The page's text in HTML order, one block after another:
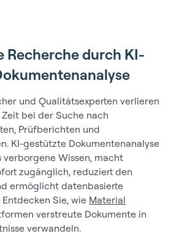
Recherche durch KI-
und Qualitätsexperten verlieren
bei der Suche nach
Prüfberichten und
KI-gestützte Dokumentenanalyse
Wissen, macht
zugänglich, reduziert den
ermöglicht datenbasierte
Sie, wie Material
verstreute Dokumente in
verwandeln.